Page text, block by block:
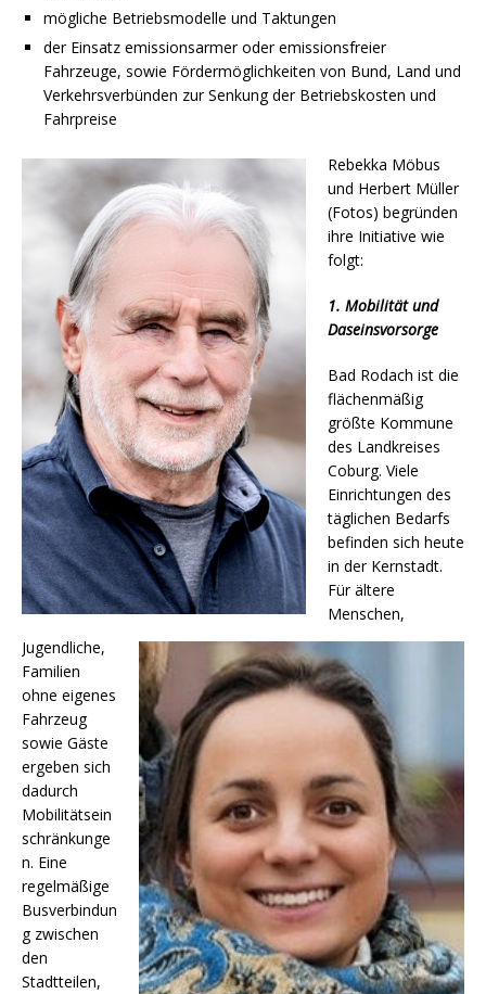
mögliche Betriebsmodelle und Taktungen
der Einsatz emissionsarmer oder emissionsfreier
Fahrzeuge, sowie Fördermöglichkeiten von Bund, Land und
Verkehrsverbünden zur Senkung der Betriebskosten und
Fahrpreise
Rebekka Möbus
und Herbert Müller
(Fotos) begründen
ihre Initiative wie
folgt:
1. Mobilität und
Daseinsvorsorge
Bad Rodach ist die
flächenmäßig
größte Kommune
des Landkreises
Coburg. Viele
Einrichtungen des
täglichen Bedarfs
befinden sich heute
in der Kernstadt.
Für ältere
Menschen,
Jugendliche,
Familien
ohne eigenes
Fahrzeug
sowie Gäste
ergeben sich
dadurch
Mobilitätsein
schränkunge
n. Eine
regelmäßige
Busverbindun
g zwischen
den
Stadtteilen,